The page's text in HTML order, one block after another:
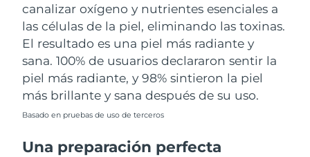
canalizar oxígeno y nutrientes esenciales a
las células de la piel, eliminando las toxinas.
El resultado es una piel más radiante y
sana. 100% de usuarios declararon sentir la
piel más radiante, y 98% sintieron la piel
más brillante y sana después de su uso.
Basado en pruebas de uso de terceros
Una preparación perfecta